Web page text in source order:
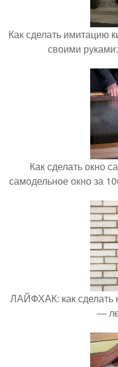
Как сделать имитацию
своими
Как сделать окно
самодельное окно за
ЛАЙФХАК: как сделать
—